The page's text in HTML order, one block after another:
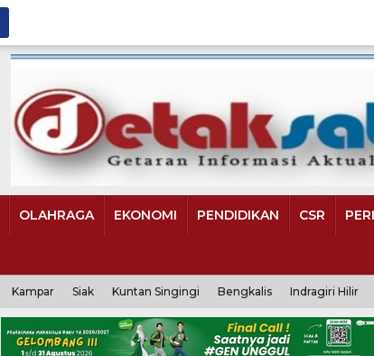
OLAHRAGA EKONOMI PENDIDIKAN CSR
Kampar Siak Kuntan Singingi Bengkalis Indragiri Hilir